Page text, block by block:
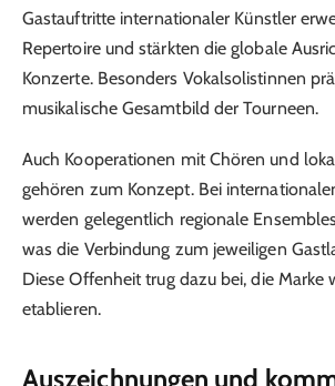
Gastauftritte internationaler Künstler
Repertoire und stärkten die globale
Konzerte. Besonders Vokalsolistinnen
musikalische Gesamtbild der Tourneen.
Auch Kooperationen mit Chören und
gehören zum Konzept. Bei
werden gelegentlich regionale
was die Verbindung zum jeweiligen
Diese Offenheit trug dazu bei, die Marke
etablieren.
Auszeichnungen und